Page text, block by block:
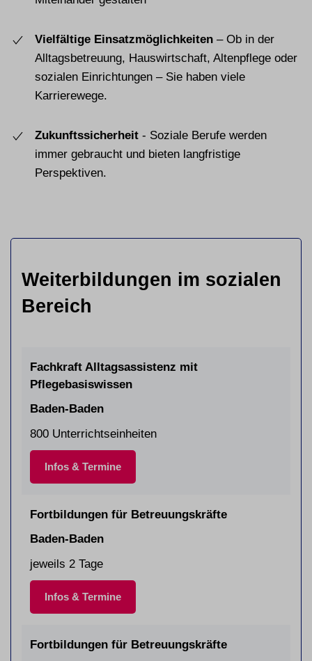
Vielfältige Einsatzmöglichkeiten – Ob in der
Alltagsbetreuung, Hauswirtschaft, Altenpflege oder
sozialen Einrichtungen – Sie haben viele
Karrierewege.
Zukunftssicherheit - Soziale Berufe werden
immer gebraucht und bieten langfristige
Perspektiven.
Weiterbildungen im sozialen
Bereich
Fachkraft Alltagsassistenz mit
Pflegebasiswissen
Baden-Baden
800 Unterrichtseinheiten
Infos & Termine
Fortbildungen für Betreuungskräfte
Baden-Baden
jeweils 2 Tage
Infos & Termine
Fortbildungen für Betreuungskräfte